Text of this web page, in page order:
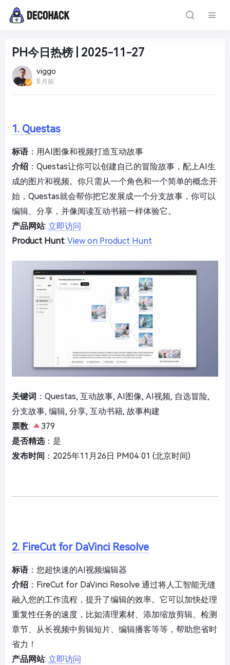
PH今日热榜 | 2025-11-27
viggo
8 月前
1. Questas
标语：用AI图像和视频打造互动故事
介绍 ：Questas让你可以创建自己的冒险故事，配上AI生
成的图片和视频。你只需从一个角色和一个简单的概念开
始，Questas就会帮你把它发展成一个分支故事，你可以
编辑、分享，并像阅读互动书籍一样体验它。
产品网站: 立即访问
Product Hunt: View on Product Hunt
关键词 ：Questas, 互动故事, AI图像, AI视频, 自选冒险,
分支故事, 编辑, 分享, 互动书籍, 故事构建
票数:
379
是否精选：是
发布时间 ：2025年11月26日 PM04:01 (北京时间)
2. FireCut for DaVinci Resolve
标语：您超快速的AI视频编辑器
介绍 ：FireCut for DaVinci Resolve 通过将人工智能无缝
融入您的工作流程，提升了编辑的效率。它可以加快处理
重复性任务的速度，比如清理素材、添加缩放剪辑、检测
章节、从长视频中剪辑短片、编辑播客等等，帮助您省时
省力！
产品网站: 立即访问